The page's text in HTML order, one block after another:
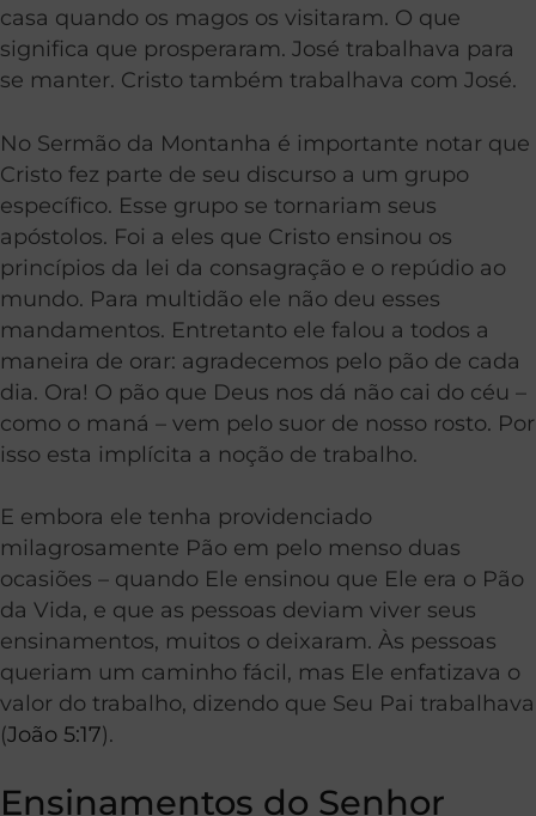
casa quando os magos os visitaram. O que
significa que prosperaram. José trabalhava para
se manter. Cristo também trabalhava com José.
No Sermão da Montanha é importante notar que
Cristo fez parte de seu discurso a um grupo
específico. Esse grupo se tornariam seus
apóstolos. Foi a eles que Cristo ensinou os
princípios da lei da consagração e o repúdio ao
mundo. Para multidão ele não deu esses
mandamentos. Entretanto ele falou a todos a
maneira de orar: agradecemos pelo pão de cada
dia. Ora! O pão que Deus nos dá não cai do céu –
como o maná – vem pelo suor de nosso rosto. Por
isso esta implícita a noção de trabalho.
E embora ele tenha providenciado
milagrosamente Pão em pelo menso duas
ocasiões – quando Ele ensinou que Ele era o Pão
da Vida, e que as pessoas deviam viver seus
ensinamentos, muitos o deixaram. Às pessoas
queriam um caminho fácil, mas Ele enfatizava o
valor do trabalho, dizendo que Seu Pai trabalhava
(João 5:17).
Ensinamentos do Senhor